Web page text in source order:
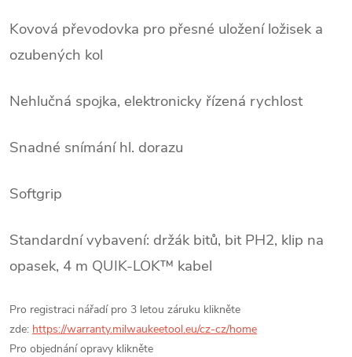
Kovová převodovka pro přesné uložení ložisek a
ozubených kol
Nehlučná spojka, elektronicky řízená rychlost
Snadné snímání hl. dorazu
Softgrip
Standardní vybavení: držák bitů, bit PH2, klip na
opasek, 4 m QUIK-LOK™ kabel
Pro registraci nářadí pro 3 letou záruku klikněte
zde: https://warranty.milwaukeetool.eu/cz-cz/home
Pro objednání opravy klikněte